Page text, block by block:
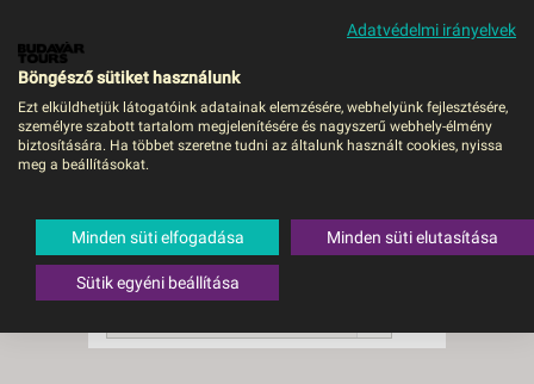
MENÜ
Petalidi
megfelelő utazásttaláltunk.
A keresővel tovább szűkítheti a
találati listát!
RENDEZÉS:
Adatvédelmi irányelvek
Böngésző sütiket használunk
Ezt elküldhetjük látogatóink adatainak elemzésére, webhelyünk fejlesztésére,
személyre szabott tartalom megjelenítésére és nagyszerű webhely-élmény
biztosítására. Ha többet szeretne tudni az általunk használt cookies, nyissa
meg a beállításokat.
Minden süti elfogadása Minden süti elutasítása
Sütik egyéni beállítása